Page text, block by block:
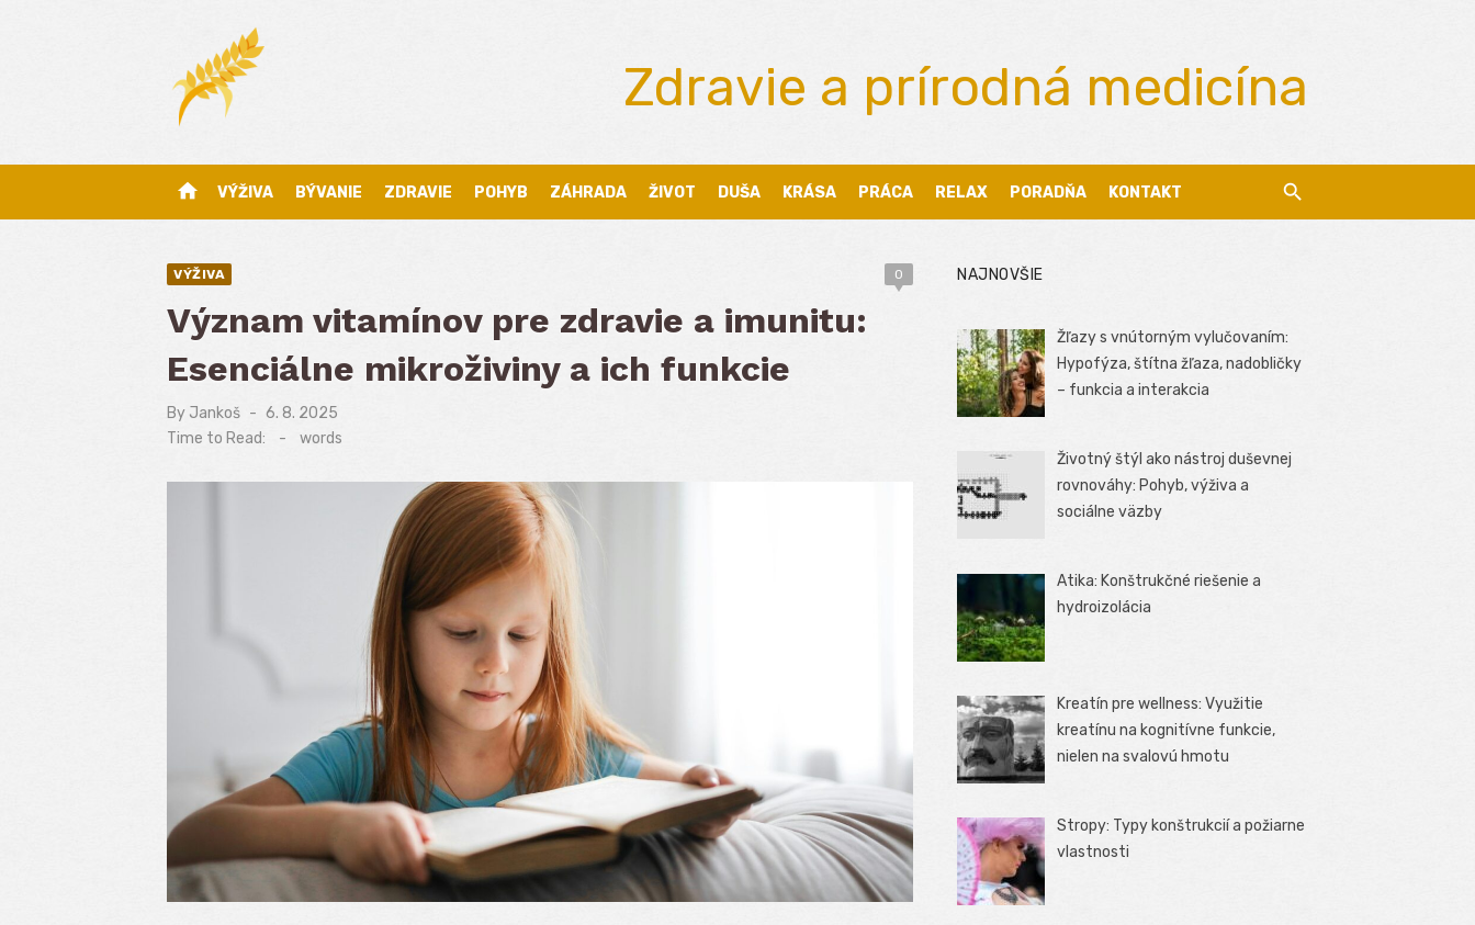
Zdravie a prírodná medicína
home VÝŽIVA BÝVANIE ZDRAVIE POHYB ZÁHRADA ŽIVOT DUŠA KRÁSA PRÁCA RELAX PORADŇA KONTAKT
VÝŽIVA 0
Význam vitamínov pre zdravie a imunitu:
Esenciálne mikroživiny a ich funkcie
By Jankoš
Posted
6. 8. 2025
Time to Read:
- words
NAJNOVŠIE
Žľazy s vnútorným vylučovaním:
Hypofýza, štítna žľaza, nadobličky
– funkcia a interakcia
Životný štýl ako nástroj duševnej
rovnováhy: Pohyb, výživa a
sociálne väzby
Atika: Konštrukčné riešenie a
hydroizolácia
Kreatín pre wellness: Využitie
kreatínu na kognitívne funkcie,
nielen na svalovú hmotu
Stropy: Typy konštrukcií a požiarne
vlastnosti